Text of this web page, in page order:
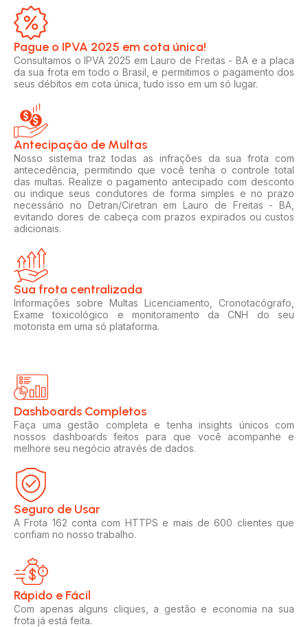
Pague o IPVA 2025 em cota única!​
Consultamos o IPVA 2025 em Lauro de Freitas - BA e a placa
da sua frota em todo o Brasil, e permitimos o pagamento dos
seus débitos em cota única, tudo isso em um só lugar.
Antecipação de Multas
Nosso sistema traz todas as infrações da sua frota com
antecedência, permitindo que você tenha o controle total
das multas. Realize o pagamento antecipado com desconto
ou indique seus condutores de forma simples e no prazo
necessário no Detran/Ciretran em Lauro de Freitas - BA,
evitando dores de cabeça com prazos expirados ou custos
adicionais.
Sua frota centralizada​
Informações sobre Multas Licenciamento, Cronotacógrafo,
Exame toxicológico e monitoramento da CNH do seu
motorista em uma só plataforma.
Dashboards Completos​​
Faça uma gestão completa e tenha insights únicos com
nossos dashboards feitos para que você acompanhe e
melhore seu negócio através de dados.
Seguro de Usar​
A Frota 162 conta com HTTPS e mais de 600 clientes que
confiam no nosso trabalho.
Rápido e Fácil​
Com apenas alguns cliques, a gestão e economia na sua
frota já está feita.